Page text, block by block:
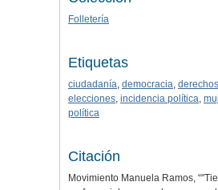
Folletería
Etiquetas
ciudadanía, democracia,
elecciones, incidencia política,
política
Citación
Movimiento Manuela Ramos,